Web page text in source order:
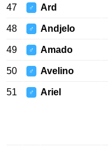
47 ♂ Ard
48 ♂ Andjelo
49 ♂ Amado
50 ♂ Avelino
51 ♂ Ariel